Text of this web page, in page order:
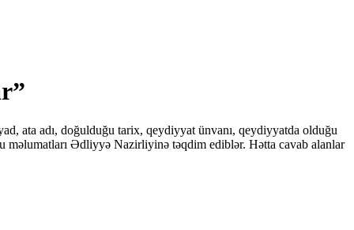
ata adı, doğulduğu tarix, qeydiyyat ünvanı, qeydiyyatda olduğu
məlumatları Ədliyyə Nazirliyinə təqdim ediblər. Hətta cavab alanlar